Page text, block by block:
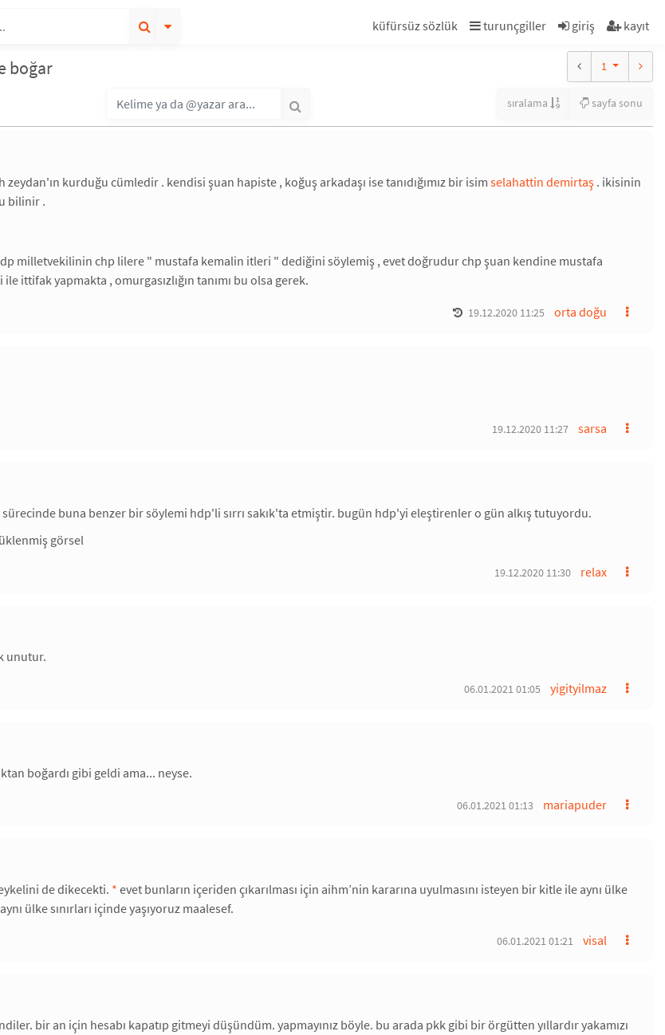
küfürsüz sözlük turunçgiller giriş kayıt
boğar 1
sıralama sayfa sonu
kurduğu cümledir . kendisi şuan hapiste , koğuş arkadaşı ise tanıdığımız bir isim selahattin demirtaş . ikisinin
bilinir .
milletvekilinin chp lilere " mustafa kemalin itleri " dediğini söylemiş , evet doğrudur chp şuan kendine mustafa
ittifak yapmakta , omurgasızlığın tanımı bu olsa gerek.
orta doğu
19.12.2020 11:25
sarsa
19.12.2020 11:27
sürecinde buna benzer bir söylemi hdp'li sırrı sakık'ta etmiştir. bugün hdp'yi eleştirenler o gün alkış tutuyordu.
relax
19.12.2020 11:30
unutur.
yigityilmaz
06.01.2021 01:05
boğardı gibi geldi ama... neyse.
mariapuder
06.01.2021 01:13
de dikecekti. * evet bunların içeriden çıkarılması için aihm’nin kararına uyulmasını isteyen bir kitle ile aynı ülke
ülke sınırları içinde yaşıyoruz maalesef.
visal
06.01.2021 01:21
bir an için hesabı kapatıp gitmeyi düşündüm. yapmayınız böyle. bu arada pkk gibi bir örgütten yıllardır yakamızı